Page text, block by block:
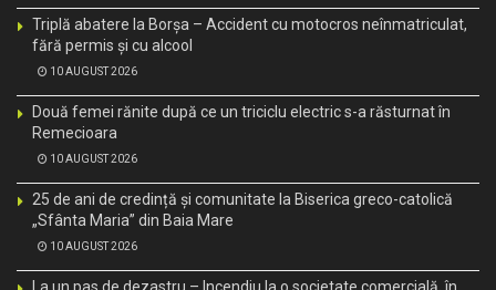
Triplă abatere la Borșa – Accident cu motocros neînmatriculat,
fără permis și cu alcool
10 AUGUST 2026
Două femei rănite după ce un triciclu electric s-a răsturnat în
Remecioara
10 AUGUST 2026
25 de ani de credință și comunitate la Biserica greco-catolică
„Sfânta Maria” din Baia Mare
10 AUGUST 2026